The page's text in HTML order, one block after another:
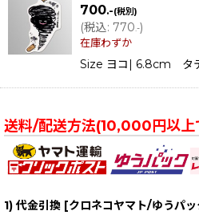
700.-(税別)
(税込: 770 .-)
在庫わずか
Size ヨコ| 6.8cm タ
送料/配送方法(10,000円以上
1) 代金引換 [クロネコヤマト/ゆうパッ